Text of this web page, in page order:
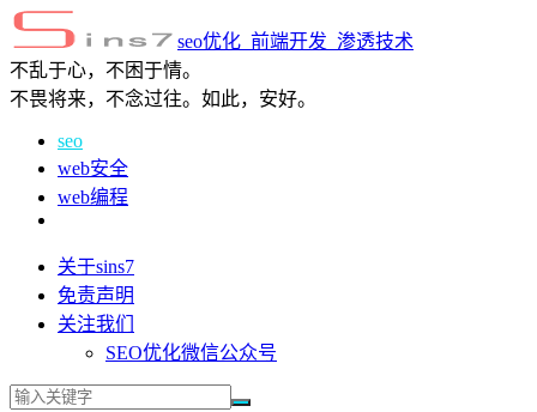
seo优化_前端开发_渗透技术
不乱于心，不困于情。
不畏将来，不念过往。如此，安好。
seo
web安全
web编程
关于sins7
免责声明
关注我们
SEO优化微信公众号